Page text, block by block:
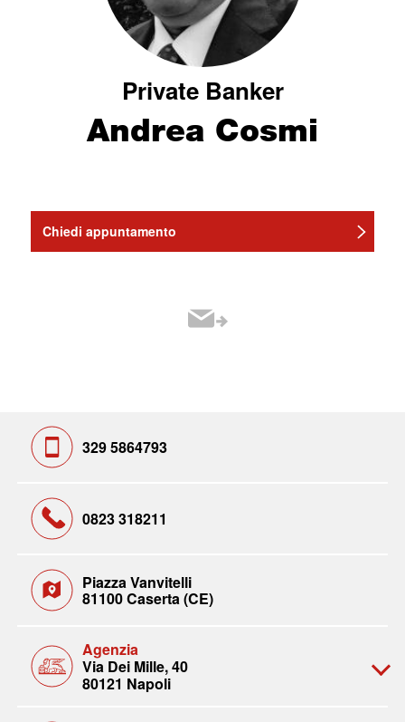
Private Banker
Andrea Cosmi
Chiedi appuntamento
329 5864793
0823 318211
Piazza Vanvitelli
81100 Caserta (CE)
Agenzia
Via Dei Mille, 40
80121 Napoli